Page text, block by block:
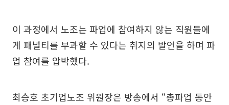
이 과정에서 노조는 파업에 참여하지 않는 직원들에
게 패널티를 부과할 수 있다는 취지의 발언을 하며 파
업 참여를 압박했다.
최승호 초기업노조 위원장은 방송에서 “총파업 동안